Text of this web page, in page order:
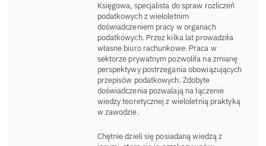
Księgowa, specjalista do spraw rozliczeń
podatkowych z wieloletnim
doświadczeniem pracy w organach
podatkowych. Przez kilka lat prowadziła
własne biuro rachunkowe. Praca w
sektorze prywatnym pozwoliła na zmianę
perspektywy postrzegania obowiązujących
przepisów podatkowych. Zdobyte
doświadczenia pozwalają na łączenie
wiedzy teoretycznej z wieloletnią praktyką
w zawodzie.
Chętnie dzieli się posiadaną wiedzą z